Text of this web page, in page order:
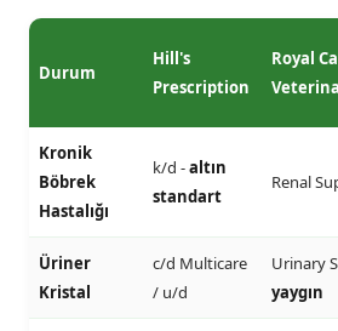
Durum
Hill's
Prescription
Royal
Kronik
Böbrek
Hastalığı
k/d -altın
standart
Renal
Üriner
Kristal
c/d Multicare
/ u/d
Urinary
yaygın